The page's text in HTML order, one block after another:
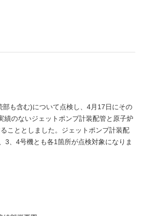
も含む)について点検し、4月17日にその
のないジェットポンプ計装配管と原子炉
こととしました。ジェットポンプ計装配
3、4号機とも各1箇所が点検対象になりま